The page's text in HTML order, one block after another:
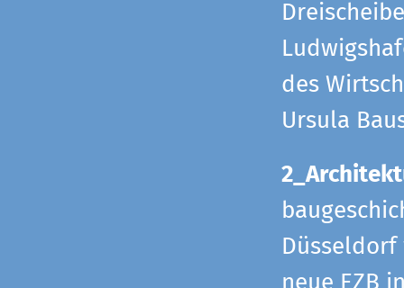
des
Ursula
neue EZB